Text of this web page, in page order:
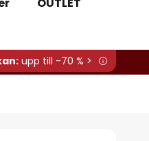
upp till -70 % >